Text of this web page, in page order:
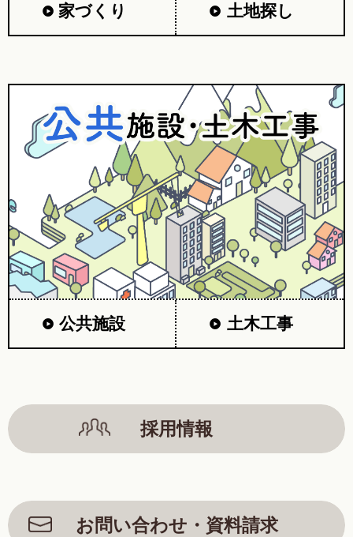
家づくり 土地探し
公共施設 土木工事
採用情報
お問い合わせ・資料請求